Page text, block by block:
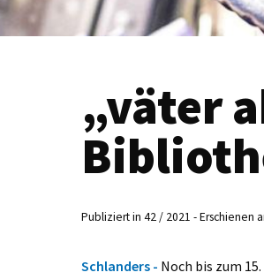
„väter
Publiziert in 42 / 2021 - Erschienen
Schlanders - Noch bis zum